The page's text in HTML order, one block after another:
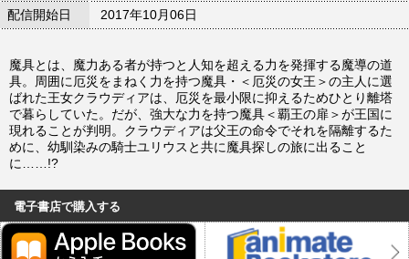
配信開始日 2017年10月06日
魔具とは、魔力ある者が持つと人知を超える力を発揮する魔導の道
具。周囲に厄災をまねく力を持つ魔具・＜厄災の女王＞の主人に選
ばれた王女クラウディアは、厄災を最小限に抑えるためひとり離塔
で暮らしていた。だが、強大な力を持つ魔具＜覇王の扉＞が王国に
現れることが判明。クラウディアは父王の命令でそれを隔離するた
めに、幼馴染みの騎士ユリウスと共に魔具探しの旅に出ること
に……!?
電子書店で購入する